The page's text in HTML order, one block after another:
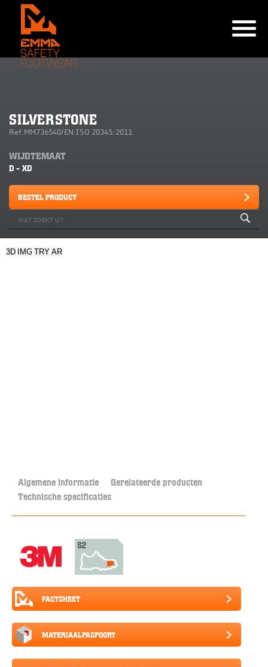
SILVERSTONE
Ref.MM736540/EN ISO 20345:2011
WIJDTEMAAT
D - XD
BESTEL PRODUCT
3D IMG TRY AR
Algemene informatie Gerelateerde producten
Technische specificaties
FACTSHEET
MATERIAALPASPOORT